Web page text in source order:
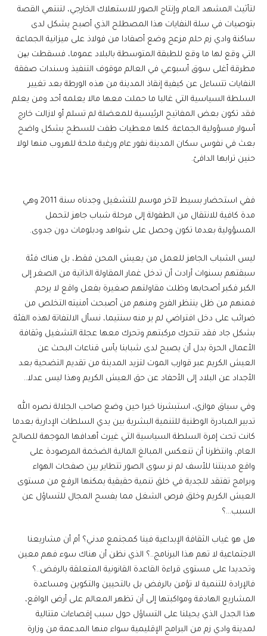
لتأثيث المشهد العام وإنتاج الصور للاستهلاك الخارجي، لتنتهي القصة
بتوصيات في سلة النفايات هذا المصطلح الذي أصبح يشكل لدى
ساكنة وادي زم حلم مزعج وضع أصفادا من فولاذ على ميزانية الجماعة
التي وقع لها ما وقع للطبقة المتوسطة بالبلاد عموما، فسقطت بین
مطرقة أغلى سوق أسبوعي في العالم موقوف التنفيذ وسندات صفقة
النفايات تتساءل عن كيفية إنقاذ المدينة من هذه الورطة بعد تغيير
السلطة السياسية التي غالبا ما حملت معها مالا يعلمه أحد ومن يعلم
فقد تكون بعض المفاتيح الرئيسية للمعضلة لم تسلم أو لازالت خارج
أسوار مسؤولية الجماعة. كلها معطيات طفت للسطح بشكل واضح
بعث في نفوس سكان المدينة نفور عام ورغبة ملحة للهروب منها لولا
حنين ترابها الدافئ.
ففي استحضار بسيط لآخر موسم للتشغيل وجدناه سنة 2011 وهي
مدة كافية للانتقال من الطفولة إلى مرحلة شباب جاهز لتحمل
المسؤولية بعدما تكون وحصل على شواهد ودبلومات دون جدوى.
ليس الشباب الجاهز للعمل من يعيش المحن فقط، بل هناك فئة
سبقتهم بسنوات أرادت أن تدخل غمار المقاولة الذاتية من الصغر إلى
الكبر فكبر أصحابها وظلت مقاولتهم صغيرة بفعل واقع لا يرحم.
فمنهم من ظل ينتظر الفرج ومنهم من أصبحت أمنيته التخلص من
ضرائب على دخل افتراضي لم ير منه سنتيما، نسأل الالتفاتة لهذه الفئة
بشكل جاد فقد تتحرك مركبتهم وتحرك معها عجلة التشغيل وثقافة
الأعمال الحرة بدل أن يصبح لدى شبابنا يأس قناعات البحث عن
العيش الكريم عبر قوارب الموت لتزيد المدينة من تقديم التضحية بعد
الأجداد عن البلاد إلى الأحفاد عن حق العيش الكريم وهذا ليس عدلا..
وفي سياق موازي، استبشرنا خيرا حين وضع صاحب الجلالة نصره الله
تدبير المبادرة الوطنية للتنمية البشرية بين يدي السلطات الإدارية بعدما
كانت تحت إمرة السلطة السياسية التي غيرت أهدافها الموجهة للصالح
العام، وانتظرنا أن تنعكس المبالغ المالية الضخمة المرصودة على
واقع مدينتنا للأسف لم نر سوى الصور تتطاير بين صفحات الهواء
وبرامج تفتقد للجدية في خلق تنمية حقيقية يمكنها الرفع من مستوى
العيش الكريم وخلق فرص الشغل مما يفسح المجال للتساؤل عن
السبب…؟
هل هو غياب الثقافة الإبداعية فينا كمجتمع مدني؟ أم أن مشاريعنا
الاجتماعية لا تهم هذا البرنامج..؟ الذي نظن أن هناك سوء فهم معين
وتحديدا على مستوى قراءة القاعدة القانونية المتعلقة بالرفض..؟
فالإرادة للتنمية لا تؤمن بالرفض بل بالتحيين والتكوين ومساعدة
المشاريع الهادفة ومواكبتها إلى أن تظهر المعالم على أرض الواقع،
هذا الجدل الذي يحيلنا على التساؤل حول سبب إقصاءات متتالية
لمدينة وادي زم من البرامج الإقليمية سواء منها المدعمة من وزارة